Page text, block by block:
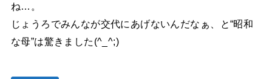
ね…。
じょうろでみんなが交代にあげないんだなぁ、と“昭和
な母”は驚きました(^_^;)